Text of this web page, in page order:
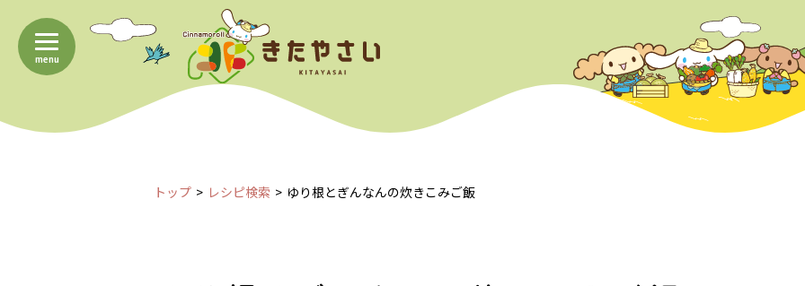
menu
トップ レシピ検索 ゆり根とぎんなんの炊きこみご飯